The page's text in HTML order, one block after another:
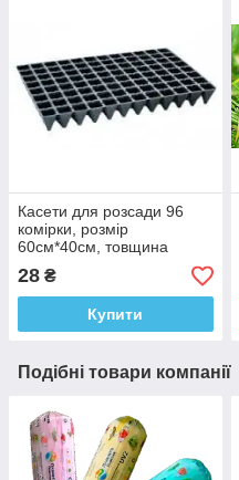
Касети для розсади 96
комірки, розмір
60см*40см, товщина
28 ₴
Купити
Подібні товари компанії